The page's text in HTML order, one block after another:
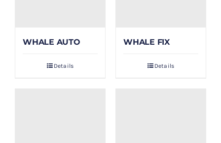
WHALE AUTO
Details
WHALE FIX
Details